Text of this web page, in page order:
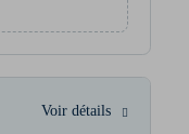
Voir détails